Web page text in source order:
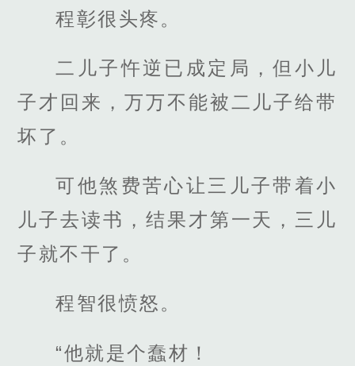
程彰很头疼。
二儿子忤逆已成定局，但小儿
子才回来，万万不能被二儿子给带
坏了。
可他煞费苦心让三儿子带着小
儿子去读书，结果才第一天，三儿
子就不干了。
程智很愤怒。
“他就是个蠢材！